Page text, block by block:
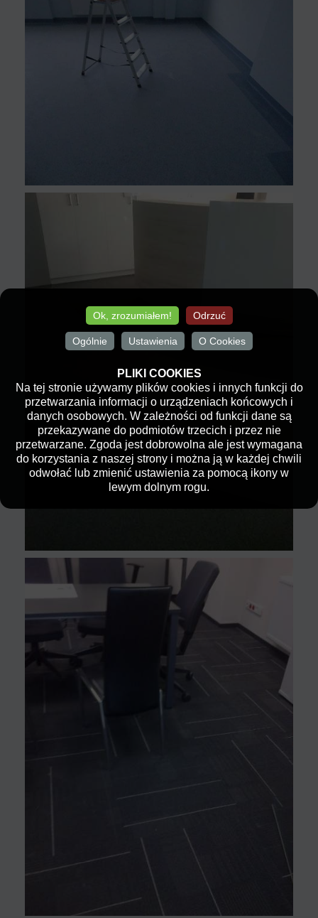
PLIKI COOKIES
Na tej stronie używamy plików cookies i innych funkcji do
przetwarzania informacji o urządzeniach końcowych i
danych osobowych. W zależności od funkcji dane są
przekazywane do podmiotów trzecich i przez nie
przetwarzane. Zgoda jest dobrowolna ale jest wymagana
do korzystania z naszej strony i można ją w każdej chwili
odwołać lub zmienić ustawienia za pomocą ikony w
lewym dolnym rogu.
Ok, zrozumiałem! Odrzuć
Ogólnie Ustawienia O Cookies